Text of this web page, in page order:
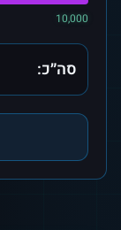
10,000
סה״כ: